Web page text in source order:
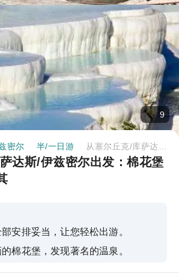
9
密尔 半/一日游
达斯/伊兹密尔出发：棉花堡
安排妥当，让您轻松出游。
棉花堡，发现著名的温泉。
在克莉奥佩特拉泳池游泳的活动。